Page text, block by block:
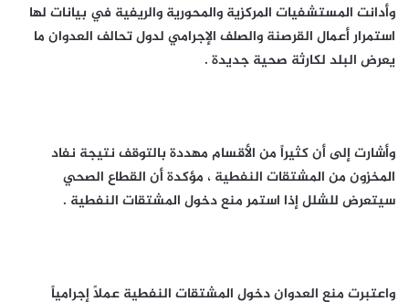
وأدانت المستشفيات المركزية والمحورية والريفية في بيانات لها
استمرار أعمال القرصنة والصلف الإجرامي لدول تحالف العدوان ما
يعرض البلد لكارثة صحية جديدة .
وأشارت إلى أن كثيراً من الأقسام مهددة بالتوقف نتيجة نفاد
المخزون من المشتقات النفطية ، مؤكدة أن القطاع الصحي
سيتعرض للشلل إذا استمر منع دخول المشتقات النفطية .
واعتبرت منع العدوان دخول المشتقات النفطية عملاً إجرامياً